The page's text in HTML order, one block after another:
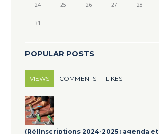
24 25 26 27 28
31
POPULAR POSTS
VIEWS COMMENTS LIKES
(Ré)Inscriptions 2024-2025 : agenda et